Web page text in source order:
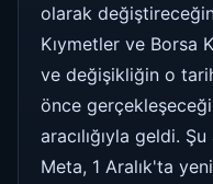
olarak
Kıymetler ve Borsa
ve değişikliğin o
önce
aracılığıyla geldi.
Meta, 1 Aralık'ta